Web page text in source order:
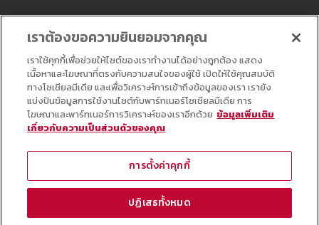
Copyright © All Right Reserved
เราต้องขอความยินยอมจากคุณ
เราใช้คุกกี้เพื่อช่วยให้ไซต์ของเราทำงานได้อย่างถูกต้อง แสดง
เนื้อหาและโฆษณาที่ตรงกับความสนใจของผู้ใช้ เปิดให้ใช้คุณสมบัติ
ทางโซเชียลมีเดีย และเพื่อวิเคราะห์การเข้าถึงข้อมูลของเรา เรายัง
แบ่งปันข้อมูลการใช้งานไซต์กับพาร์ทเนอร์โซเชียลมีเดีย การ
โฆษณาและพาร์ทเนอร์การวิเคราะห์ของเราอีกด้วย ข้อมูลเพิ่มเติม
เกี่ยวกับความเป็นส่วนตัวของคุณ
การตั้งค่าคุกกี้
ปฏิเสธทั้งหมด